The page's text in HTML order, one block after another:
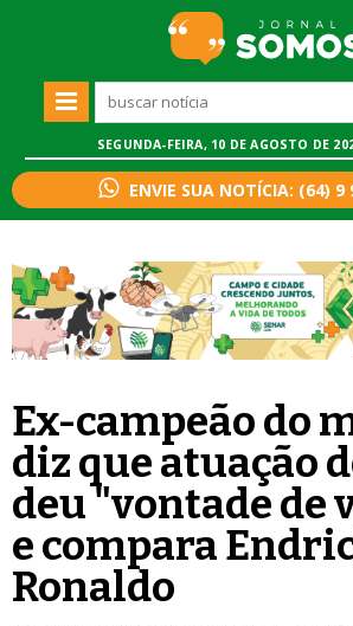
SEGUNDA-FEIRA, 10 DE AGOSTO DE
ENVIE SUA NOTÍCIA: (64) 9
Ex-campeão do
diz que atuação
deu "vontade de
e compara
Ronaldo